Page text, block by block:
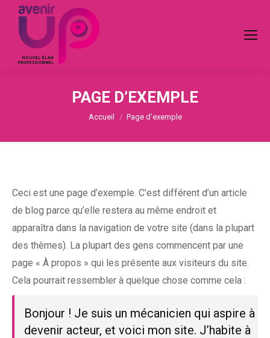
PAGE D’EXEMPLE
Vous êtes ici :
Accueil Page d’exemple
Ceci est une page d’exemple. C’est différent d’un article
de blog parce qu’elle restera au même endroit et
apparaîtra dans la navigation de votre site (dans la plupart
des thèmes). La plupart des gens commencent par une
page « À propos » qui les présente aux visiteurs du site.
Cela pourrait ressembler à quelque chose comme cela :
Bonjour ! Je suis un mécanicien qui aspire à
devenir acteur, et voici mon site. J’habite à